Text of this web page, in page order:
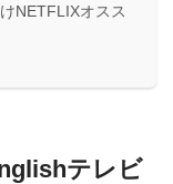
NETFLIXオスス
テレビ